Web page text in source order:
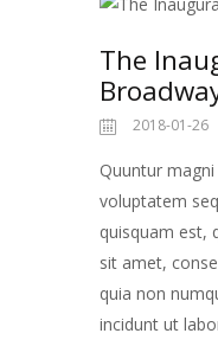
The
2018-01-26
Quuntur
voluptatem
quisquam est,
sit amet,
quia non
incidunt ut